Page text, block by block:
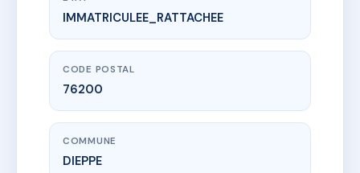
www.vme.plus/AD9670183
12 FAUBOURG DE LA BARRE - MS13589
12 r du faubourg de la barre
IMMATRICULEE_RATTACHEE
CODE POSTAL
76200
COMMUNE
DIEPPE